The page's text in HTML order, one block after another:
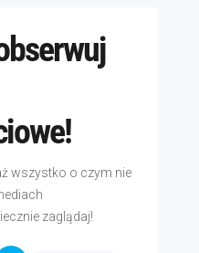
wszystko o czym nie
zaglądaj!